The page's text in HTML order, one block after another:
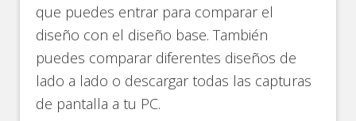
que puedes entrar para comparar el
diseño con el diseño base. También
puedes comparar diferentes diseños de
lado a lado o descargar todas las capturas
de pantalla a tu PC.